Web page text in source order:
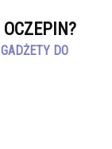
DO